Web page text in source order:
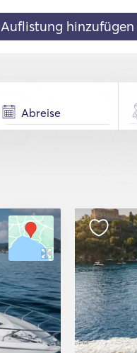
Auflistung hinzufügen